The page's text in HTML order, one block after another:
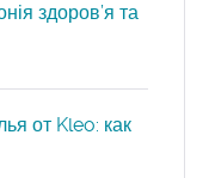
здоров’я та
от Kleo: как